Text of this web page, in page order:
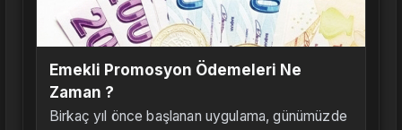
Emekli Promosyon Ödemeleri Ne
Zaman ?
Birkaç yıl önce başlanan uygulama, günümüzde